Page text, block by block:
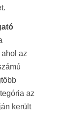
az
az
került